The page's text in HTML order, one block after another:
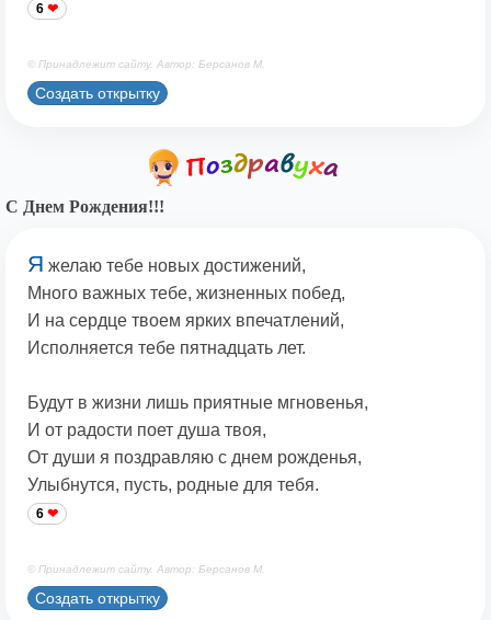
6
© Принадлежит сайту. Автор: Берсанов М.
Создать открытку
С Днем Рождения!!!
Я желаю тебе новых достижений,
Много важных тебе, жизненных побед,
И на сердце твоем ярких впечатлений,
Исполняется тебе пятнадцать лет.
Будут в жизни лишь приятные мгновенья,
И от радости поет душа твоя,
От души я поздравляю с днем рожденья,
Улыбнутся, пусть, родные для тебя.
6
© Принадлежит сайту. Автор: Берсанов М.
Создать открытку